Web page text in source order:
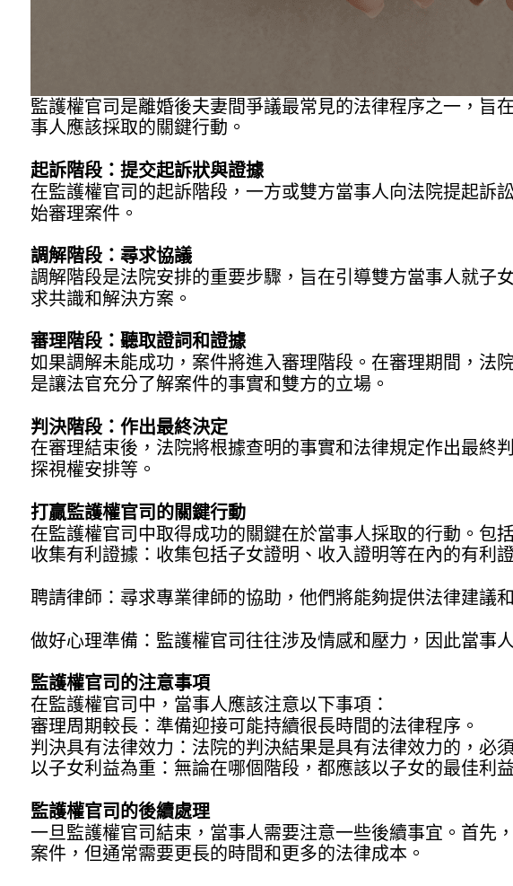
監護權官司是離婚後夫妻間爭議最常見的法律程序之一，旨
事人應該採取的關鍵行動。
起訴階段：提交起訴狀與證據
在監護權官司的起訴階段，一方或雙方當事人向法院提起訴
始審理案件。
調解階段：尋求協議
調解階段是法院安排的重要步驟，旨在引導雙方當事人就子
求共識和解決方案。
審理階段：聽取證詞和證據
如果調解未能成功，案件將進入審理階段。在審理期間，法
是讓法官充分了解案件的事實和雙方的立場。
判決階段：作出最終決定
在審理結束後，法院將根據查明的事實和法律規定作出最終
探視權安排等。
打贏監護權官司的關鍵行動
在監護權官司中取得成功的關鍵在於當事人採取的行動。包括
收集有利證據：收集包括子女證明、收入證明等在內的有利
聘請律師：尋求專業律師的協助，他們將能夠提供法律建議
做好心理準備：監護權官司往往涉及情感和壓力，因此當事
監護權官司的注意事項
在監護權官司中，當事人應該注意以下事項：
審理周期較長：準備迎接可能持續很長時間的法律程序。
判決具有法律效力：法院的判決結果是具有法律效力的，必
以子女利益為重：無論在哪個階段，都應該以子女的最佳利
監護權官司的後續處理
一旦監護權官司結束，當事人需要注意一些後續事宜。首先
案件，但通常需要更長的時間和更多的法律成本。